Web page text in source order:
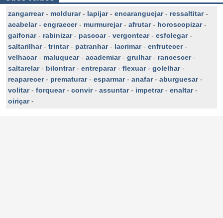
zangarrear- moldurar- lapijar- encaranguejar- ressaltitar-
acabelar- engraecer- murmurejar- afrutar- horoscopizar-
gaifonar- rabinizar- pascoar- vergontear- esfolegar-
saltarilhar- trintar- patranhar- lacrimar- enfrutecer-
velhacar- maluquear- academiar- grulhar- rancescer-
saltarelar- bilontrar- entreparar- flexuar- golelhar-
reaparecer- prematurar- esparmar- anafar- aburguesar-
volitar- forquear- convir- assuntar- impetrar- enaltar-
oiriçar-